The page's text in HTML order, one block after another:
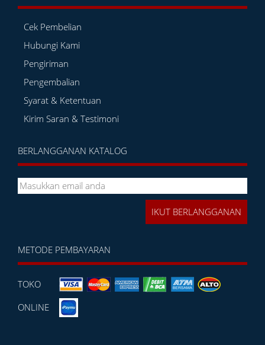
Cek Pembelian
Hubungi Kami
Pengiriman
Pengembalian
Syarat & Ketentuan
Kirim Saran & Testimoni
BERLANGGANAN KATALOG
METODE PEMBAYARAN
TOKO
ONLINE